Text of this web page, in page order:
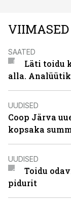
SAATED
Läti toidu
alla.
UUDISED
Coop Järva
kopsaka
UUDISED
Toidu
pidurit